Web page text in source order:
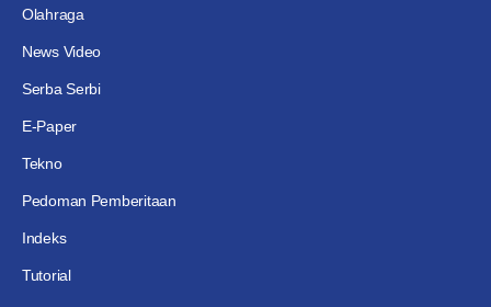
Olahraga
News Video
Serba Serbi
E-Paper
Tekno
Pedoman Pemberitaan
Indeks
Tutorial